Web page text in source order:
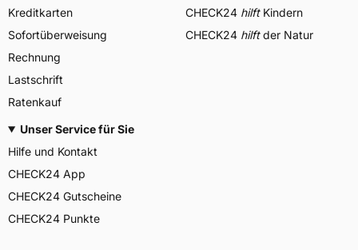
Kreditkarten
Sofortüberweisung
Rechnung
Lastschrift
Ratenkauf
CHECK24 hilftKindern
CHECK24 hilftder Natur
Unser Service für Sie
Hilfe und Kontakt
CHECK24 App
CHECK24 Gutscheine
CHECK24 Punkte